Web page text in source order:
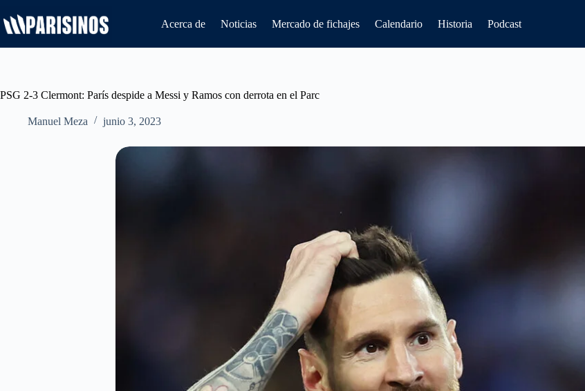
al
contenido
Acerca de Noticias Mercado de fichajes Calendario Historia Podcast
PSG 2-3 Clermont: París despide a Messi y Ramos con derrota en el Parc
Manuel Meza junio 3, 2023